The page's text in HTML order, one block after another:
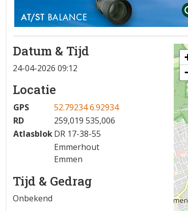
Datum & Tijd
24-04-2026 09:12
Locatie
GPS
52.79234 6.92934
RD
259,019 535,006
AtlasblokDR 17-38-55
Emmerhout
Emmen
Tijd & Gedrag
Onbekend